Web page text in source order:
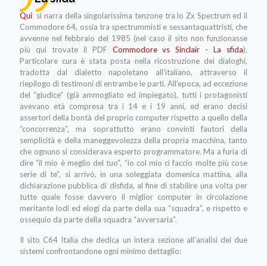
Qui si narra della singolarissima tenzone tra lo Zx Spectrum ed il
Commodore 64, ossia tra spectrummisti e sessantaquattristi, che
avvenne nel febbraio del 1985 (nel caso il sito non funzionasse
più qui trovate il PDF Commodore vs Sinclair - La sfida).
Particolare cura è stata posta nella ricostruzione dei dialoghi,
tradotta dal dialetto napoletano all'italiano, attraverso il
riepilogo di testimoni di entrambe le parti. All'epoca, ad eccezione
del “giudice” (già ammogliato ed impiegato), tutti i protagonisti
avevano età compresa tra i 14 e i 19 anni, ed erano decisi
assertori della bontà del proprio computer rispetto a quello della
“concorrenza”, ma soprattutto erano convinti fautori della
semplicità e della maneggevolezza della propria macchina, tanto
che ognuno si considerava esperto programmatore. Ma a furia di
dire “il mio è meglio del tuo”, “io col mio ci faccio molte più cose
serie di te”, si arrivò, in una soleggiata domenica mattina, alla
dichiarazione pubblica di disfida, al fine di stabilire una volta per
tutte quale fosse davvero il miglior computer in circolazione
meritante lodi ed elogi da parte della sua “squadra”, e rispetto e
ossequio da parte della squadra “avversaria”.
Il sito C64 Italia che dedica un intera sezione all’analisi dei due
sistemi confrontandone ogni minimo dettaglio: